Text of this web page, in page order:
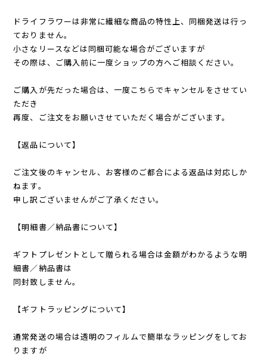
ドライフラワーは非常に繊細な商品の特性上、同梱発送は行っ
ておりません。
小さなリースなどは同梱可能な場合がございますが
その際は、ご購入前に一度ショップの方へご相談ください。
ご購入が先だった場合は、一度こちらでキャンセルをさせてい
ただき
再度、ご注文をお願いさせていただく場合がございます。
【返品について】
ご注文後のキャンセル、お客様のご都合による返品は対応しか
ねます。
申し訳ございませんがご了承ください。
【明細書／納品書について】
ギフトプレゼントとして贈られる場合は金額がわかるような明
細書／納品書は
同封致しません。
【ギフトラッピングについて】
通常発送の場合は透明のフィルムで簡単なラッピングをしてお
りますが